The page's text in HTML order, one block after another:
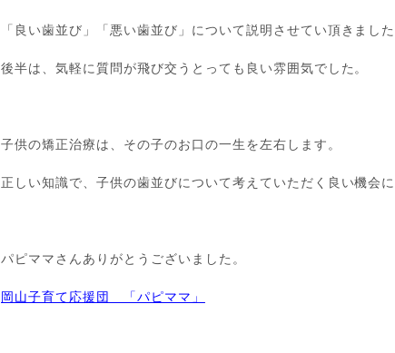
「良い歯並び」「悪い歯並び」について説明させてい頂きました
後半は、気軽に質問が飛び交うとっても良い雰囲気でした。
子供の矯正治療は、その子のお口の一生を左右します。
正しい知識で、子供の歯並びについて考えていただく良い機会
パピママさんありがとうございました。
岡山子育て応援団 「パピママ」